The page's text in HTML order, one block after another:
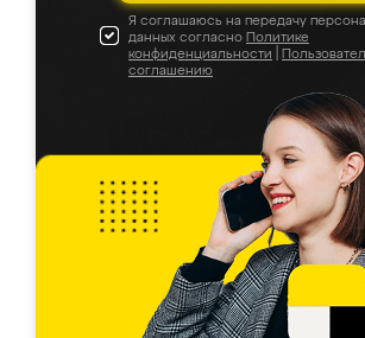
Я соглашаюсь на передачу
данных согласно Политике
конфиденциальности
соглашению